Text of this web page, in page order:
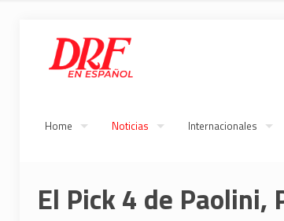
Home Noticias Internacionales
El Pick 4 de Paolini,